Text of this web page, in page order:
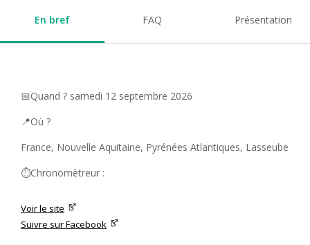
En bref FAQ Présentation
📅Quand ? samedi 12 septembre 2026
📍Où ?
France, Nouvelle Aquitaine, Pyrénées Atlantiques, Lasseube
⏱️Chronomètreur :
Voir le site
Suivre sur Facebook